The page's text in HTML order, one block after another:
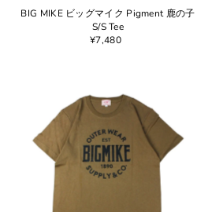
BIG MIKE ビッグマイク Pigment 鹿の子
S/S Tee
¥7,480